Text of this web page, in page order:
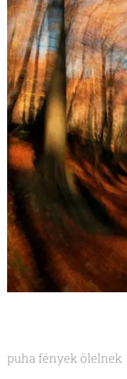
puha fények ölelnek